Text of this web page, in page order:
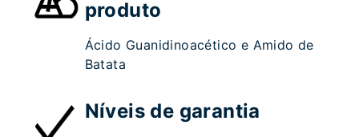
produto
Ácido Guanidinoacético e Amido de
Batata
Níveis de garantia